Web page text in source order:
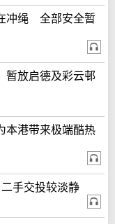
冲绳 全部安全暂
放启德及彩云邨
本港带来极端酷热
手交投较淡静